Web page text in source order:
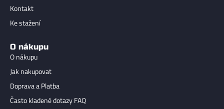
Kontakt
Ke stažení
O nákupu
O nákupu
Jak nakupovat
Doprava a Platba
Často kladené dotazy FAQ